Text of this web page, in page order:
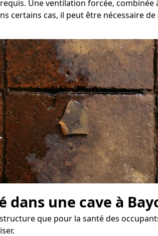
Une ventilation forcée, combinée
certains cas, il peut être nécessaire
une cave à
que pour la santé des